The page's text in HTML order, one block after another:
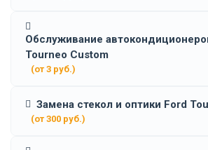
Обслуживание
Tourneo Custom
(от 3 руб.)
Замена стекол и оптики Ford
(от 300 руб.)